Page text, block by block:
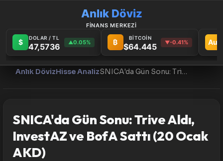
Anlık Döviz
FİNANS MERKEZİ
$ DOLAR / TL
47,5736 ▲0.05% ₿ BİTCOİN
$64.445 ▼-0.41% Au
Anlık DövizHisse Analiz SNICA'da Gün Sonu: Trive Aldı, InvestAZ ve BofA Sattı (20 Ocak AKD)
SNICA'da Gün Sonu: Trive Aldı,
InvestAZ ve BofA Sattı (20 Ocak
AKD)